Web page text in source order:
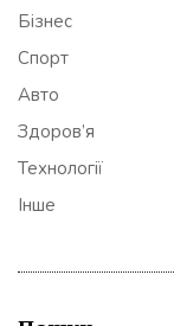
Бізнес
Спорт
Авто
Здоров’я
Технології
Інше